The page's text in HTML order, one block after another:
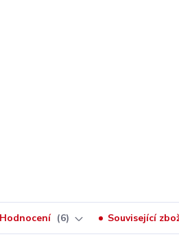
Hodnocení 6 Související